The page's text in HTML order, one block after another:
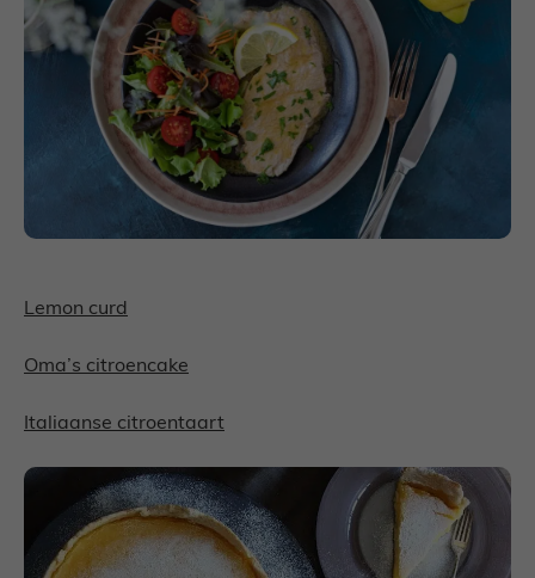
Lemon curd
Oma’s citroencake
Italiaanse citroentaart